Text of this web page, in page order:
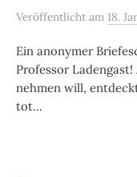
Veröffentlicht am 18.
Ein anonymer
Professor
nehmen will,
tot...